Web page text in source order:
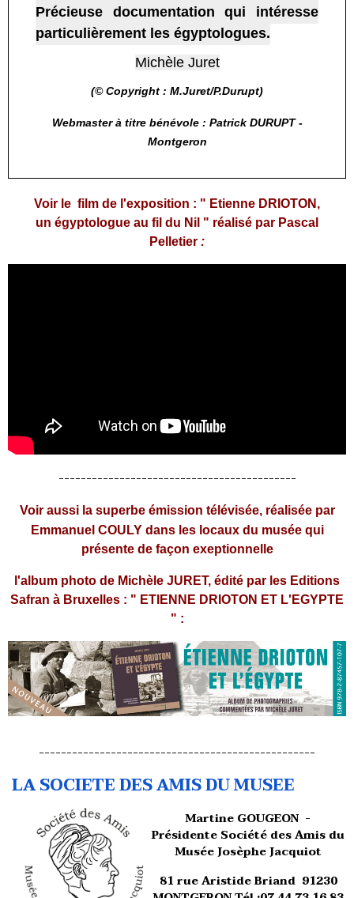
Précieuse documentation qui intéresse
particulièrement les égyptologues.
Michèle Juret
(© Copyright : M.Juret/P.Durupt)
Webmaster à titre bénévole : Patrick DURUPT -
Montgeron
Voir le film de l'exposition : " Etienne DRIOTON,
un égyptologue au fil du Nil " réalisé par Pascal
Pelletier :
-------------------------------------------
Voir aussi la superbe émission télévisée, réalisée par
Emmanuel COULY dans les locaux du musée qui
présente de façon exeptionnelle
l'album photo de Michèle JURET, édité par les Editions
Safran à Bruxelles : " ETIENNE DRIOTON ET L'EGYPTE
" :
--------------------------------------------------
LA SOCIETE DES AMIS DU MUSEE
Martine GOUGEON -
Présidente Société des Amis du
Musée Josèphe Jacquiot
81 rue Aristide Briand 91230